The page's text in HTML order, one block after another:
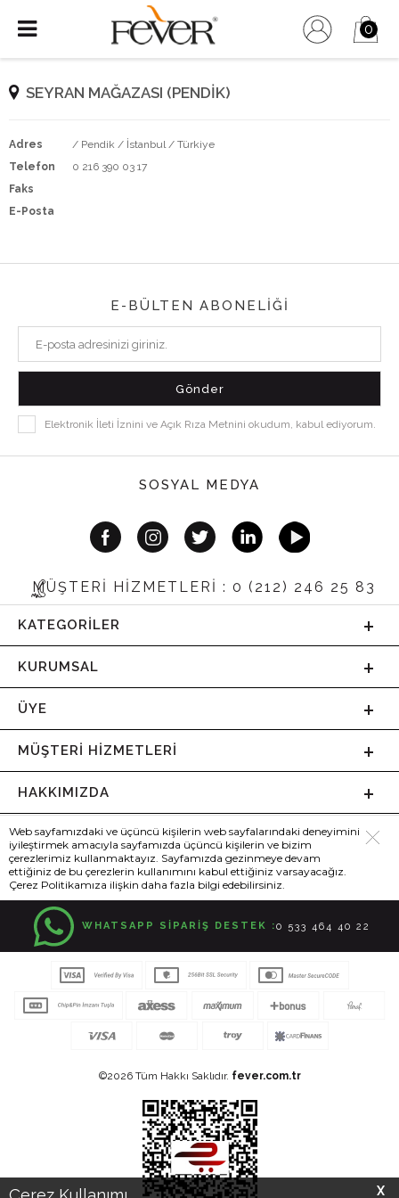
X
0
SEYRAN MAĞAZASI (PENDİK)
Adres
/ Pendik / İstanbul / Türkiye
Telefon
0 216 390 03 17
Faks
E-Posta
E-BÜLTEN ABONELİĞİ
Elektronik İleti İznini ve Açık Rıza Metnini okudum, kabul ediyorum.
SOSYAL MEDYA
MÜŞTERİ HİZMETLERİ : 0 (212) 246 25 83
KATEGORILER
KURUMSAL
ÜYE
MÜŞTERI HIZMETLERI
HAKKIMIZDA
Web sayfamızdaki ve üçüncü kişilerin web sayfalarındaki deneyimini
iyileştirmek amacıyla sayfamızda üçüncü kişilerin ve bizim
çerezlerimiz kullanmaktayız. Sayfamızda gezinmeye devam
ettiğiniz de bu çerezlerin kullanımını kabul ettiğiniz varsayacağız.
Çerez Politikamıza ilişkin daha fazla bilgi edebilirsiniz.
WHATSAPP SİPARİŞ DESTEK :0 533 464 40 22
©2026 Tüm Hakkı Saklıdır. fever.com.tr